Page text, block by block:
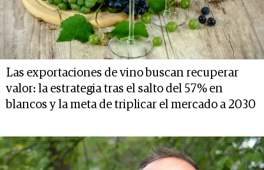
Las exportaciones de vino buscan recuperar
valor: la estrategia tras el salto del 57% en
blancos y la meta de triplicar el mercado a 2030